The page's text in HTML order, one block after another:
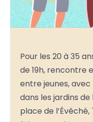
Pour les 20 à 35
de 19h, rencontre
entre jeunes,
dans les jardins de
place de